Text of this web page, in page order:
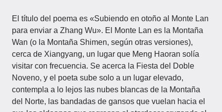
El título del poema es «Subiendo en otoño al Monte Lan
para enviar a Zhang Wu». El Monte Lan es la Montaña
Wan (o la Montaña Shimen, según otras versiones),
cerca de Xiangyang, un lugar que Meng Haoran solía
visitar con frecuencia. Se acerca la Fiesta del Doble
Noveno, y el poeta sube solo a un lugar elevado,
contempla a lo lejos las nubes blancas de la Montaña
del Norte, las bandadas de gansos que vuelan hacia el